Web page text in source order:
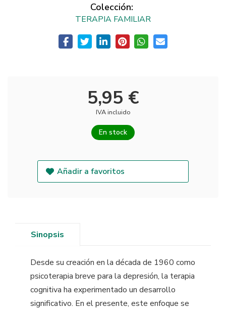
Colección:
TERAPIA FAMILIAR
5,95 €
IVA incluido
En stock
Añadir a favoritos
Sinopsis
Desde su creación en la década de 1960 como
psicoterapia breve para la depresión, la terapia
cognitiva ha experimentado un desarrollo
significativo. En el presente, este enfoque se